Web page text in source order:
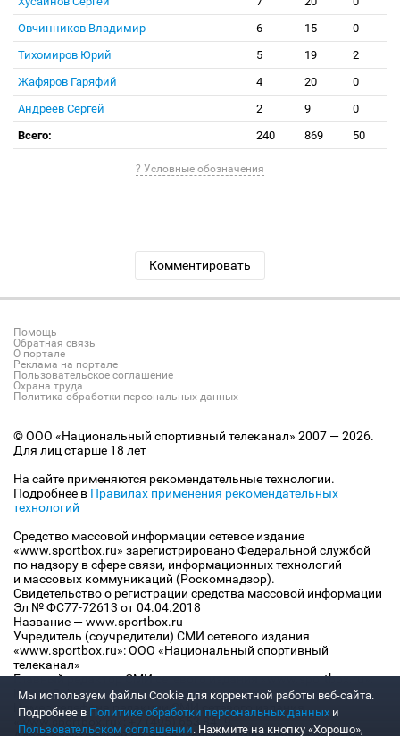
Овчинников Владимир
6 15
0
Тихомиров Юрий
5 19
2
Жафяров Гаряфий
4 20
0
Андреев Сергей
2 9
0
Всего:
240 869 50
? Условные обозначения
Комментировать
Помощь
Обратная связь
О портале
Реклама на портале
Пользовательское соглашение
Охрана труда
Политика обработки персональных данных
© ООО «Национальный спортивный телеканал» 2007 — 2026.
Для лиц старше 18 лет
На сайте применяются рекомендательные технологии.
Подробнее в Правилах применения рекомендательных
технологий
Средство массовой информации сетевое издание
«www.sportbox.ru» зарегистрировано Федеральной службой
по надзору в сфере связи, информационных технологий
и массовых коммуникаций (Роскомнадзор).
Свидетельство о регистрации средства массовой информации
Эл № ФС77-72613 от 04.04.2018
Название — www.sportbox.ru
Учредитель (соучредители) СМИ сетевого издания
«www.sportbox.ru»: ООО «Национальный спортивный
телеканал»
Главный редактор СМИ сетевого издания «www.sportbox.ru»:
Конов В.А.
Номер телефона редакции СМИ сетевого издания
«www.sportbox.ru»: +7 (495) 653 8419
Мы используем файлы Сookie для корректной работы веб-сайта.
Подробнее в Политике обработки персональных данных и
Пользовательском соглашении. Нажмите на кнопку «Хорошо»,